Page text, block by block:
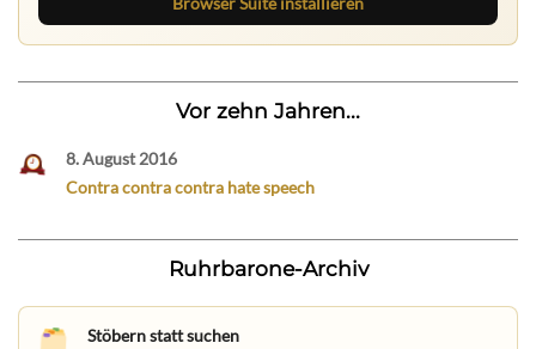
Vor zehn Jahren...
8. August 2016
Contra contra contra hate speech
Ruhrbarone-Archiv
Stöbern statt suchen